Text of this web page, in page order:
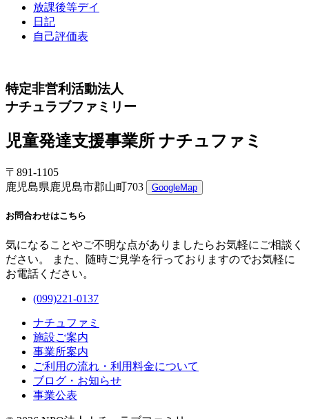
放課後等デイ
日記
自己評価表
特定非営利活動法人
ナチュラブファミリー
児童発達支援事業所 ナチュファミ
〒891-1105
鹿児島県鹿児島市郡山町703
GoogleMap
お問合わせはこちら
気になることやご不明な点がありましたらお気軽にご相談く
ださい。 また、随時ご見学を行っておりますのでお気軽に
お電話ください。
(099)221-0137
ナチュファミ
施設ご案内
事業所案内
ご利用の流れ・利用料金について
ブログ・お知らせ
事業公表